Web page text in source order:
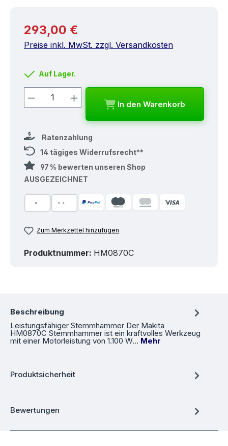
Regulärer Preis:
293,00 €
Preise inkl. MwSt. zzgl. Versandkosten
Auf Lager.
Produkt Anzahl: Gib den
In den Warenkorb
Ratenzahlung
14 tägiges Widerrufsrecht**
97 % bewerten unseren Shop
AUSGEZEICHNET
Zum Merkzettel hinzufügen
Produktnummer: HM0870C
Beschreibung
Leistungsfähiger Stemmhammer Der Makita
HM0870C Stemmhammer ist ein kraftvolles Werkzeug
mit einer Motorleistung von 1.100 W… Mehr
Produktsicherheit
Bewertungen